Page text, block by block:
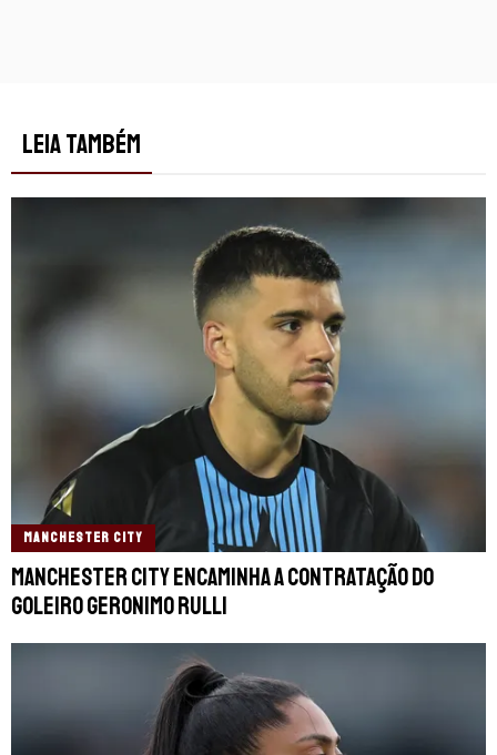
LEIA TAMBÉM
MANCHESTER CITY
Manchester City encaminha a contratação do
goleiro Geronimo Rulli